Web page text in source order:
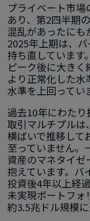
プライベート市
あり、​第2四半期
混乱が​あったにも​
2025年上期は、​
持ち直しています
ピーク後に​大き
より​正常化した​
水準を​上回ってい
過去10年に​わたり
取引マルチプルは
横ばいで​推移して
至っていません。​
資産の​マネタイゼ
抱えています。​バ
投資後​4年以上​経過
未実現ポートフォ
約3.5兆ドル規模に​